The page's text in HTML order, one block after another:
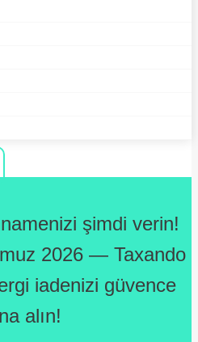
şimdi verin!
2026 — Taxando
iadenizi güvence
alın!